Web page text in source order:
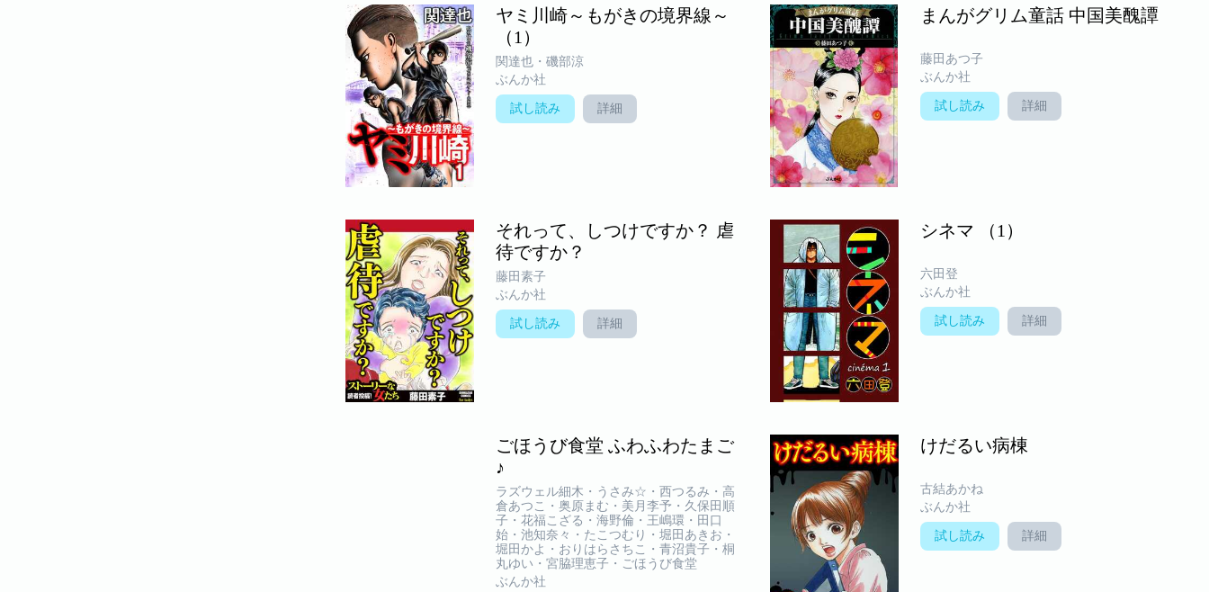
ヤミ川崎～もがきの境界線～
（1）
関達也・磯部涼
ぶんか社
試し読み 詳細
まんがグリム童話 中国美醜譚
藤田あつ子
ぶんか社
試し読み 詳細
それって、しつけですか？ 虐
待ですか？
藤田素子
ぶんか社
試し読み 詳細
シネマ （1）
六田登
ぶんか社
試し読み 詳細
ごほうび食堂 ふわふわたまご
♪
ラズウェル細木・うさみ☆・西つるみ・高
倉あつこ・奥原まむ・美月李予・久保田順
子・花福こざる・海野倫・王嶋環・田口
始・池知奈々・たこつむり・堀田あきお・
堀田かよ・おりはらさちこ・青沼貴子・桐
丸ゆい・宮脇理恵子・ごほうび食堂
ぶんか社
けだるい病棟
古結あかね
ぶんか社
試し読み 詳細